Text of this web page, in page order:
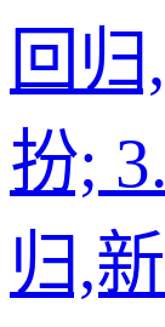
回
扮;
归,